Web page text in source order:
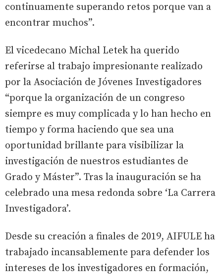
continuamente superando retos porque van a
encontrar muchos”.
El vicedecano Michal Letek ha querido
referirse al trabajo impresionante realizado
por la Asociación de Jóvenes Investigadores
“porque la organización de un congreso
siempre es muy complicada y lo han hecho en
tiempo y forma haciendo que sea una
oportunidad brillante para visibilizar la
investigación de nuestros estudiantes de
Grado y Máster”. Tras la inauguración se ha
celebrado una mesa redonda sobre ‘La Carrera
Investigadora’.
Desde su creación a finales de 2019, AIFULE ha
trabajado incansablemente para defender los
intereses de los investigadores en formación,